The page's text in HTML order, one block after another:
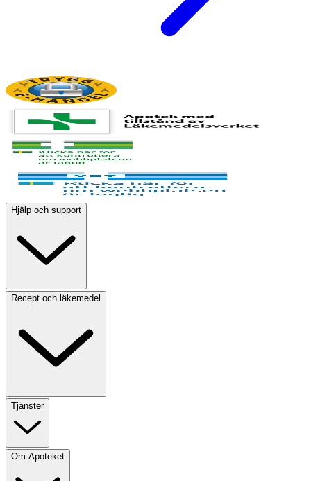
Hjälp och support
Recept och läkemedel
Tjänster
Om Apoteket